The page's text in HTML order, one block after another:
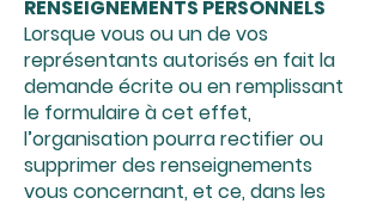
RENSEIGNEMENTS PERSONNELS
Lorsque vous ou un de vos
représentants autorisés en fait la
demande écrite ou en remplissant
le formulaire à cet effet,
l’organisation pourra rectifier ou
supprimer des renseignements
vous concernant, et ce, dans les